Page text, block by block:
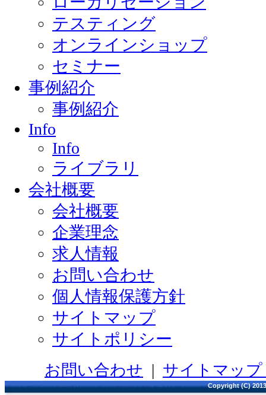
テスティング
オンラインショップ
セミナー
事例紹介
事例紹介
Info
Info
ライブラリ
会社概要
会社概要
企業理念
求人情報
お問い合わせ
個人情報保護方針
サイトマップ
サイトポリシー
お問い合わせ | サイトマップ
Copyright (C)